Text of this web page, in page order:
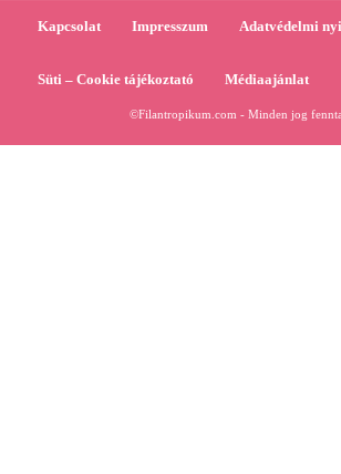
Kapcsolat Impresszum Adatvédelmi
Süti – Cookie tájékoztató Médiaajánlat
©Filantropikum.com - Minden jog